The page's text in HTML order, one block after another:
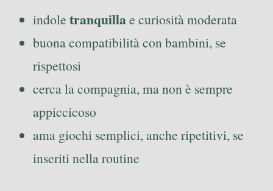
indole tranquillae curiosità moderata
buona compatibilità con bambini, se
rispettosi
cerca la compagnia, ma non è sempre
appiccicoso
ama giochi semplici, anche ripetitivi, se
inseriti nella routine